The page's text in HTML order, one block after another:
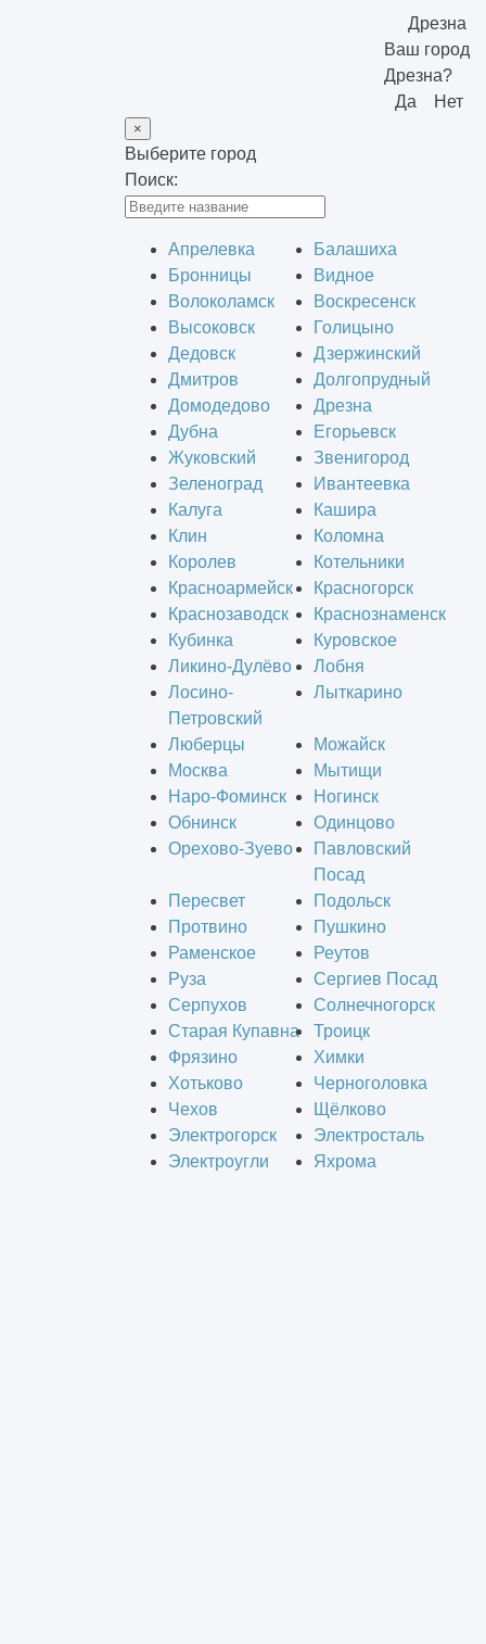
Дрезна
Ваш город
Дрезна?
Да
Нет
×
Выберите город
Поиск:
Апрелевка
Балашиха
Бронницы
Видное
Волоколамск
Воскресенск
Высоковск
Голицыно
Дедовск
Дзержинский
Дмитров
Долгопрудный
Домодедово
Дрезна
Дубна
Егорьевск
Жуковский
Звенигород
Зеленоград
Ивантеевка
Калуга
Кашира
Клин
Коломна
Королев
Котельники
Красноармейск
Красногорск
Краснозаводск
Краснознаменск
Кубинка
Куровское
Ликино-Дулёво
Лобня
Лосино-
Петровский
Лыткарино
Люберцы
Можайск
Москва
Мытищи
Наро-Фоминск
Ногинск
Обнинск
Одинцово
Орехово-Зуево
Павловский
Посад
Пересвет
Подольск
Протвино
Пушкино
Раменское
Реутов
Руза
Сергиев Посад
Серпухов
Солнечногорск
Старая Купавна
Троицк
Фрязино
Химки
Хотьково
Черноголовка
Чехов
Щёлково
Электрогорск
Электросталь
Электроугли
Яхрома